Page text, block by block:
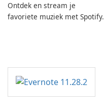
Ontdek en stream je
favoriete muziek met Spotify.